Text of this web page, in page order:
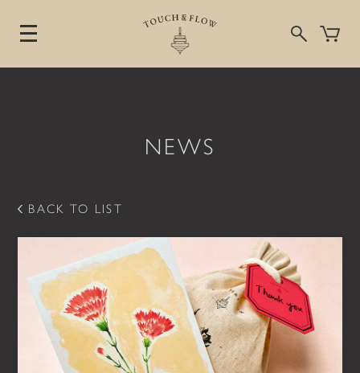
ン
キ
NEWS
BACK TO LIST